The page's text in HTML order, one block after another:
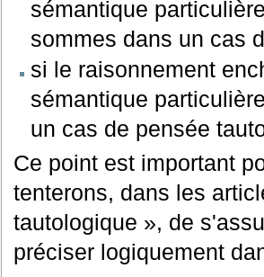
sémantique
sommes dans un cas
si le raisonnement
sémantique
un cas de pensée
Ce point est important
tenterons, dans les
tautologique », de
préciser logiquement